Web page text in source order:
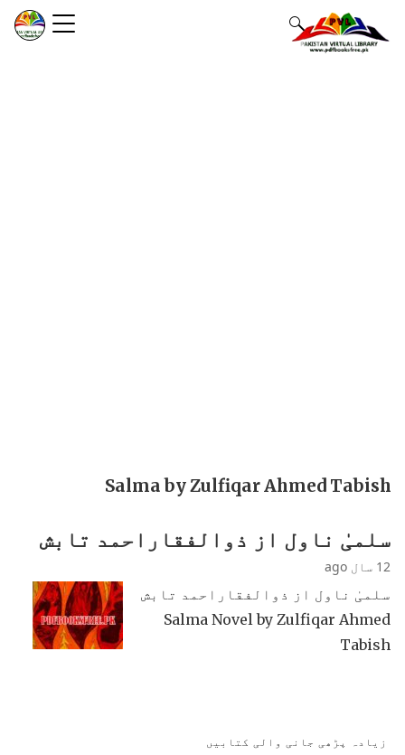
Salma by Zulfiqar Ahmed Tabish
سلمیٰ ناول از ذوالفقاراحمد تابش
12 سال ago
سلمیٰ ناول از ذوالفقاراحمد تابش
Salma Novel by Zulfiqar Ahmed
Tabish
زیادہ پڑھی جانی والی کتابیں